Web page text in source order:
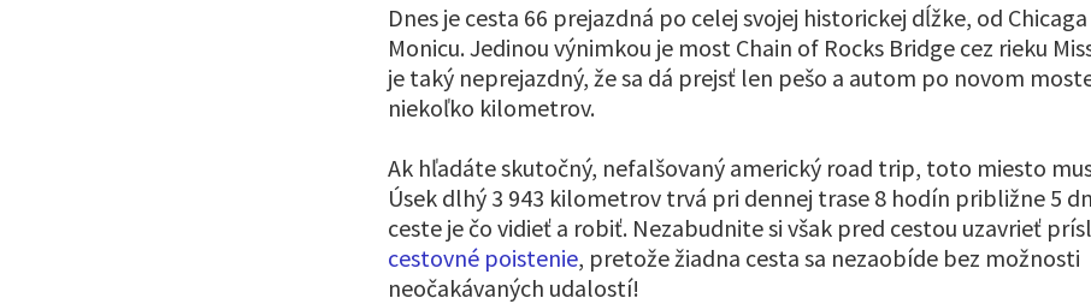
Dnes je cesta 66 prejazdná po celej svojej historickej dĺžke, od
Monicu. Jedinou výnimkou je most Chain of Rocks Bridge cez rieku
je taký neprejazdný, že sa dá prejsť len pešo a autom po novom
niekoľko kilometrov.
Ak hľadáte skutočný, nefalšovaný americký road trip, toto miesto
Úsek dlhý 3 943 kilometrov trvá pri dennej trase 8 hodín približne 5
ceste je čo vidieť a robiť. Nezabudnite si však pred cestou uzavrieť
cestovné poistenie, pretože žiadna cesta sa nezaobíde bez možnosti
neočakávaných udalostí!